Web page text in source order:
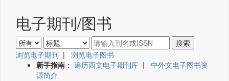
电子期刊/图书
浏览电子期刊 | 浏览电子图书
新手指南 ： 遍历西文电子期刊库 | 中外文电子图书资
源简介